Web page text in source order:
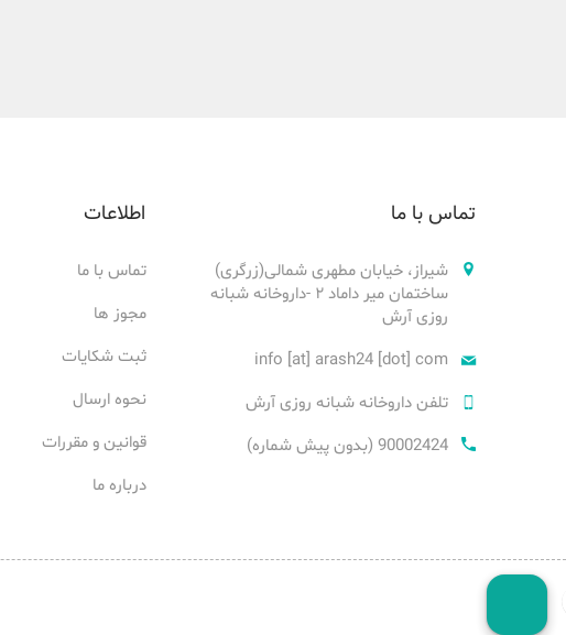
تماس با ما
شیراز، خیابان مطهری شمالی(زرگری)
ساختمان میر داماد ۲ -داروخانه شبانه
روزی آرش
info [at] arash24 [dot] com
تلفن داروخانه شبانه روزی آرش
90002424 (بدون پیش شماره)
اطلاعات
تماس با ما
مجوز ها
ثبت شکایات
نحوه ارسال
قوانین و مقررات
درباره ما